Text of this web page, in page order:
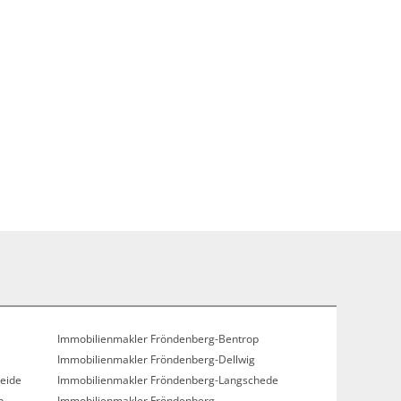
Immobilienmakler Fröndenberg-Bentrop
Immobilienmakler Fröndenberg-Dellwig
Immobilienmakler Fröndenberg-Langschede